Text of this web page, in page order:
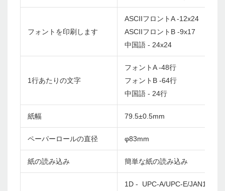
フォントを印刷します
ASCIIフロントA -12x24
ASCIIフロントB -9x17
中国語 - 24x24
1行あたりの文字
フォントA -48行
フォントB -64行
中国語 - 24行
紙幅 79.5±0.5mm
ペーパーロールの直径 φ83mm
紙の読み込み 簡単な紙の読み込み
1D - UPC-A/UPC-E/